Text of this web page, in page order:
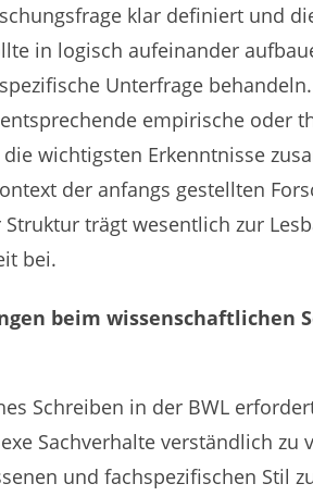
klar definiert und
in logisch aufeinander
Unterfrage
empirische oder
wichtigsten Erkenntnisse
der anfangs gestellten
trägt wesentlich zur
bei.
beim wissenschaftlichen
Schreiben in der BWL
Sachverhalte verständlich
und fachspezifischen Stil